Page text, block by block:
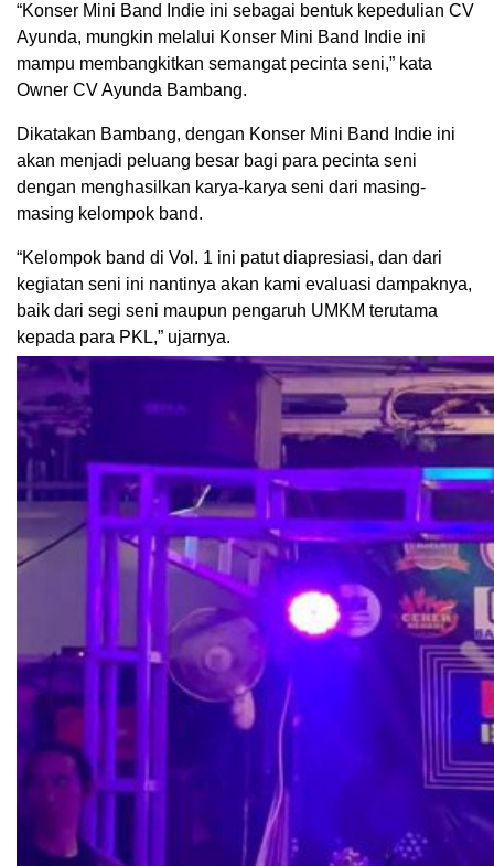
“Konser Mini Band Indie ini sebagai bentuk kepedulian CV
Ayunda, mungkin melalui Konser Mini Band Indie ini
mampu membangkitkan semangat pecinta seni,” kata
Owner CV Ayunda Bambang.
Dikatakan Bambang, dengan Konser Mini Band Indie ini
akan menjadi peluang besar bagi para pecinta seni
dengan menghasilkan karya-karya seni dari masing-
masing kelompok band.
“Kelompok band di Vol. 1 ini patut diapresiasi, dan dari
kegiatan seni ini nantinya akan kami evaluasi dampaknya,
baik dari segi seni maupun pengaruh UMKM terutama
kepada para PKL,” ujarnya.